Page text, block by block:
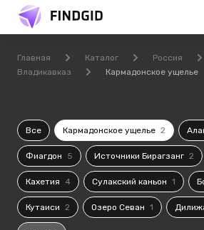
Главная Каталог
Россия
Владикавказ
Кармадонское ущелье
Все Кармадонское ущелье 2
Фиагдон 5 Источники Бирагзанг 2
Кахетия 4 Сулакский каньон 1
Кутаиси 2 Озеро Севан 1